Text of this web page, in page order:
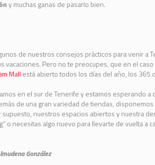
y muchas ganas de pasarlo bien.
de nuestros consejos prácticos para venir a
vacaciones. Pero no te preocupes, que en el
Mall está abierto todos los días del año, los
en el sur de Tenerife y estamos esperando
de una gran variedad de tiendas,
supuesto, nuestros espacios abiertos y nuestra
o necesitas algo nuevo para llevarte de vuelta a
González